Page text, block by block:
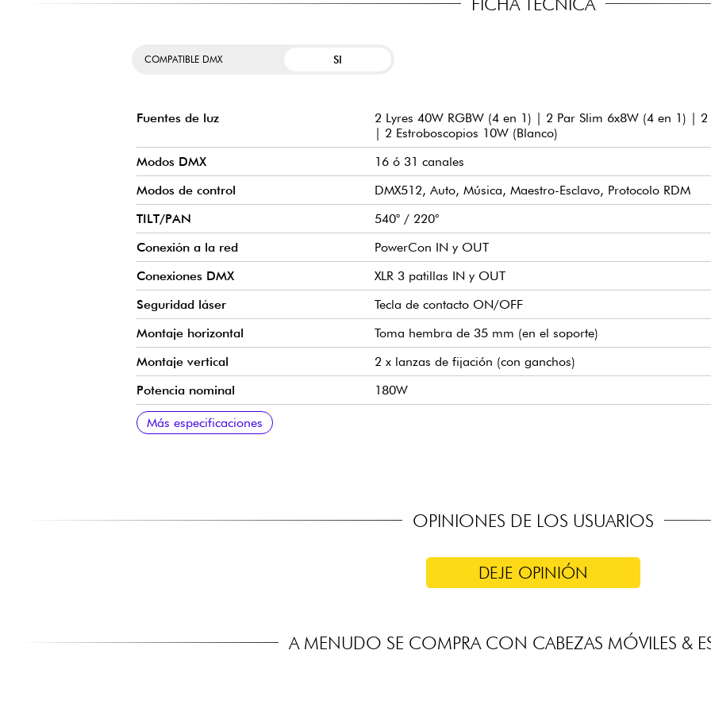
COMPATIBLE DMX SI
Fuentes de luz
2 Lyres 40W RGBW (4 en 1) | 2 Par Slim 6x8W (4 en 1) |
| 2 Estroboscopios 10W (Blanco)
Modos DMX
16 ó 31 canales
Modos de control
DMX512, Auto, Música, Maestro-Esclavo, Protocolo RDM
TILT/PAN
540° / 220°
Conexión a la red
PowerCon IN y OUT
Conexiones DMX
XLR 3 patillas IN y OUT
Seguridad láser
Tecla de contacto ON/OFF
Montaje horizontal
Toma hembra de 35 mm (en el soporte)
Montaje vertical
2 x lanzas de fijación (con ganchos)
Potencia nominal
180W
Tensión
Dimensiones
Peso
Maletín de transporte
Nota
Más especificaciones
OPINIONES DE LOS USUARIOS
DEJE OPINIÓN
A MENUDO SE COMPRA CON CABEZAS MÓVILES &